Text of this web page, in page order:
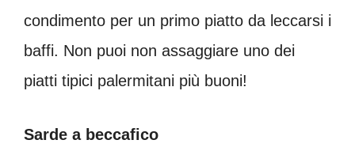
condimento per un primo piatto da leccarsi i
baffi. Non puoi non assaggiare uno dei
piatti tipici palermitani più buoni!
Sarde a beccafico